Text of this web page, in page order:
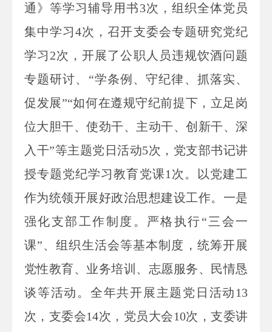
通》等学习辅导用书3次， 组织全体党员
集中学习4次，召开支委会专题研究党纪
学习2次，开展了公职人员违规饮酒问题
专题研讨、“学条例、守纪律、抓落实、
促发展”“如何在遵规守纪前提下，立足岗
位大胆干、使劲干、主动干、创新干、深
入干”等主题党日活动5次，党支部书记讲
授专题党纪学习教育党课1次。以党建工
作为统领开展好政治思想建设工作。一是
强化支部工作制度。严格执行“三会一
课”、组织生活会等基本制度，统筹开展
党性教育、业务培训、志愿服务、民情恳
谈等活动。全年共开展主题党日活动13
次，支委会14次，党员大会10次，支委讲